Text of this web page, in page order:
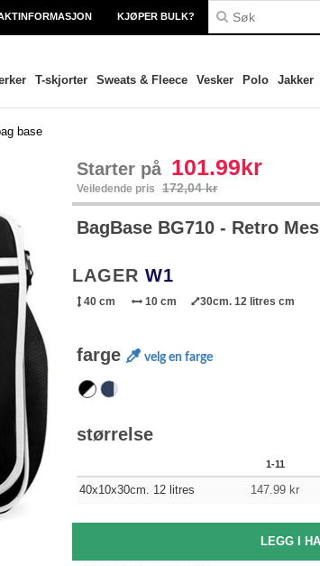
KJØPER BULK?
T-skjorter Sweats & Fleece Vesker Polo Jakker
base
Starter på 101.99kr
Veiledende pris 172,04 kr
BagBase BG710 - Retro
LAGER W1
40 cm 10 cm 30cm. 12 litres cm
farge velg en farge
størrelse
1-11
40x10x30cm. 12 litres 147.99 kr